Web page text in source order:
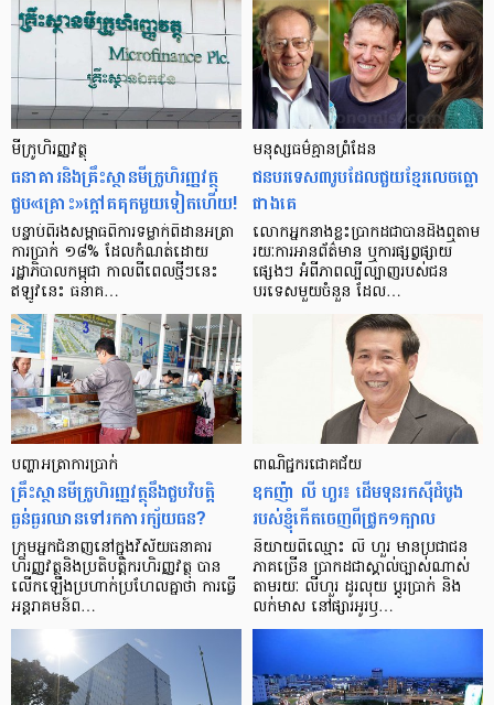
មីក្រូ​ហិរញ្ញវត្ថុ
ធនាគារ​និង​គ្រឹះស្ថាន​មីក្រូ​ហិរញ្ញវត្ថុ​
ជួប«គ្រោះ»ក្តៅ​គគុក​មួយ​ទៀត​ហើយ!
បន្ទាប់​ពី​រង​សម្ពាធ​​ពី​ការ​ទម្លាក់​ពិដាន​អត្រា​
ការ​ប្រាក់ ១៨​% ដែល​កំណត់​ដោយ​
រដ្ឋាភិបាល​កម្ពុជា កាល​ពី​ពេល​ថ្មីៗ​នេះ
ឥឡូវ​នេះ ធនាគ…
មនុស្ស​ធម៌​គ្មាន​ព្រំដែន
ជន​បរទេស​៣​រូប​ដែល​ជួយ​ខ្មែរ​លេច​ធ្លោ​
ជាង​គេ
លោកអ្នក​នាង​ខ្លះ​ប្រាកដ​ជា​បាន​​ដឹង​ឮ​តាម​
រយៈ​ការ​អាន​ព័ត៌មាន ឬ​ការ​ផ្សព្វផ្សាយ​
ផ្សេងៗ អំពី​ភាព​ល្បីល្បាញ​របស់​ជន​
បរទេស​មួយ​ចំនួន ដែល…
បញ្ហា​អត្រា​ការប្រាក់
គ្រឹះស្ថាន​មីក្រូ​ហិរញ្ញវត្ថុ​នឹង​ជួប​វិបត្តិ​
ធ្ងន់ធ្ងរ​ឈាន​ទៅ​រក​ការ​ក្ស័យធន?
ក្រុម​អ្នក​ជំនាញ​នៅ​ក្នុង​វិស័យ​ធនាគារ
ហិរញ្ញវត្ថុ​និង​ប្រតិបត្តិករ​ហិរញ្ញ​វត្ថុ បាន​​
លើក​ឡើង​ប្រហាក់​ប្រហែល​គ្នា​ថា ការ​ធ្វើ​
អន្តរាគមន៍​ព…
ពាណិជ្ជករជោគជ័យ
ឧកញ៉ា លី ហួរ៖ ដើមទុនរកស៊ីដំបូង
របស់ខ្ញុំកើតចេញពីជ្រូក១ក្បាល
និយាយ​ពី​ឈ្មោះ លី ហួរ មាន​ប្រជាជន​
ភាគ​ច្រើន ប្រាកដ​ជា​ស្គាល់​ច្បាស់​ណាស់
តាមរយៈ លីហួរ ដូរ​លុយ ប្តូរ​បា្រក់ និង​
លក់​មាស នៅ​ផ្សារ​អូរ​ឫ…